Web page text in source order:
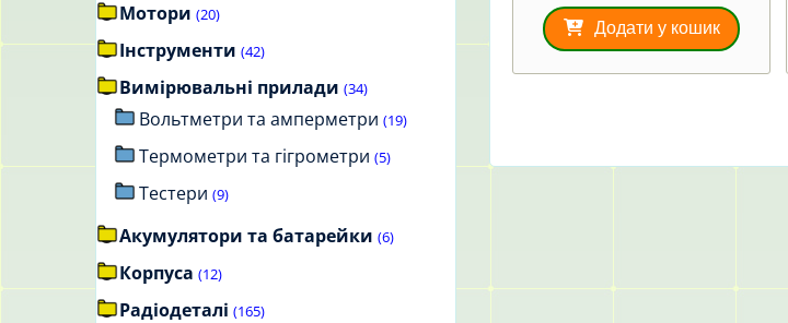
Додати у кошик
Мотори (20)
Інструменти (42)
Вимірювальні прилади (34)
Вольтметри та амперметри (19)
Термометри та гігрометри (5)
Тестери (9)
Акумулятори та батарейки (6)
Корпуса (12)
Радіодеталі (165)